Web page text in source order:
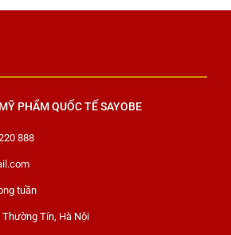
PHẨM QUỐC TẾ SAYOBE
888
tuần
Tín, Hà Nội